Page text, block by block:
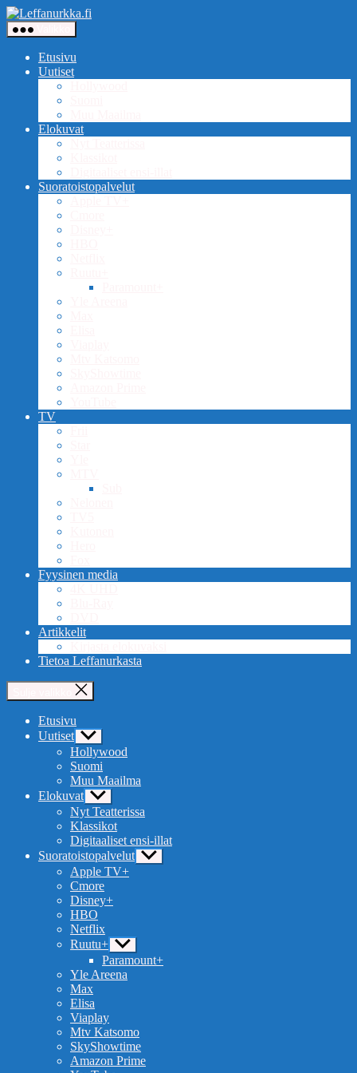
Siirry
sisältöön
Etusivu
Uutiset
Elokuvat
Suoratoistopalvelut
TV
Fyysinen media
Artikkelit
Tietoa Leffanurkasta
Etusivu
Uutiset Näytä
alavalikko
Hollywood
Suomi
Muu Maailma
Elokuvat Näytä
alavalikko
Nyt Teatterissa
Klassikot
Digitaaliset ensi-illat
Suoratoistopalvelut Näytä
alavalikko
Apple TV+
Cmore
Disney+
HBO
Netflix
Ruutu+ Näytä
alavalikko
Paramount+
Yle Areena
Max
Elisa
Viaplay
Mtv Katsomo
SkyShowtime
Amazon Prime